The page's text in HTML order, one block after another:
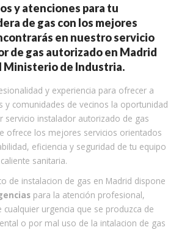
y atenciones para tu
de gas con los mejores
en nuestro servicio
de gas autorizado en Madrid
Ministerio de Industria.
y experiencia para ofrecer a
y comunidades de vecinos la oportunidad
servicio instalador autorizado de gas
ofrece los mejores servicios orientados
eficiencia y seguridad de tu equipo
sanitaria.
de instalacion de gas en Madrid dispone
para la atención profesional,
urgencia que se produzca de
o por mal uso de la intalacion de gas